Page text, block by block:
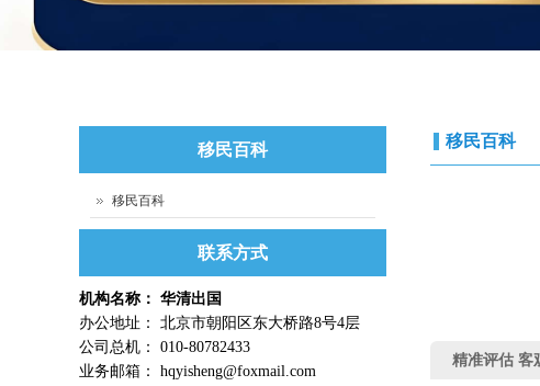
移民百科
精准评估 客
移民百科
移民百科
联系方式
机构名称： 华清出国
办公地址： 北京市朝阳区东大桥路8号4层
公司总机： 010-80782433
业务邮箱： hqyisheng@foxmail.com